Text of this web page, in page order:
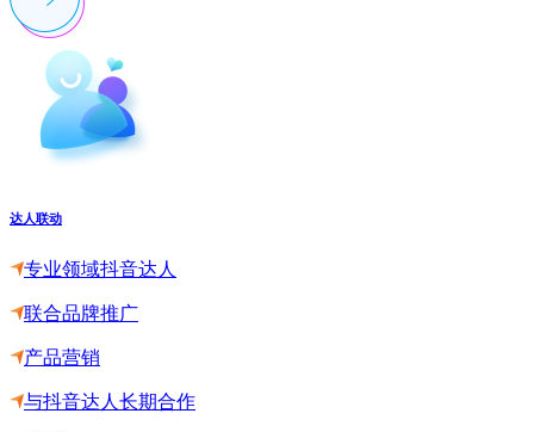
达人联动
专业领域抖音达人
联合品牌推广
产品营销
与抖音达人长期合作